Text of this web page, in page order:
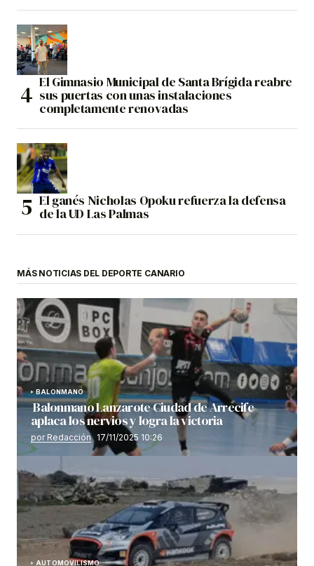
El Gimnasio Municipal de Santa Brígida reabre
sus puertas con unas instalaciones
completamente renovadas
El ganés Nicholas Opoku refuerza la defensa
de la UD Las Palmas
MÁS NOTICIAS DEL DEPORTE CANARIO
BALONMANO
Balonmano Lanzarote Ciudad de Arrecife
aplaca los nervios y logra la victoria
por Redacción 17/11/2025 10:26
AUTOMOVILISMO